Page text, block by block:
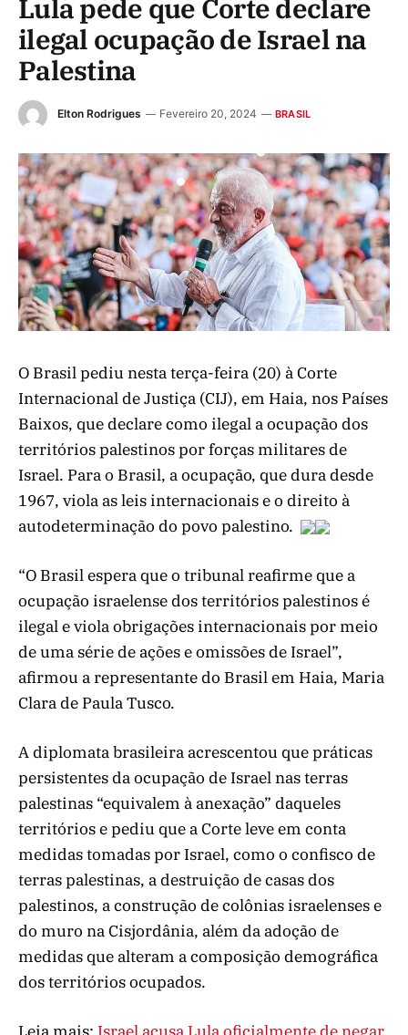
Lula pede que Corte declare
ilegal ocupação de Israel na
Palestina
Elton Rodrigues Fevereiro 20, 2024 BRASIL
O Brasil pediu nesta terça-feira (20) à Corte
Internacional de Justiça (CIJ), em Haia, nos Países
Baixos, que declare como ilegal a ocupação dos
territórios palestinos por forças militares de
Israel. Para o Brasil, a ocupação, que dura desde
1967, viola as leis internacionais e o direito à
autodeterminação do povo palestino.
“O Brasil espera que o tribunal reafirme que a
ocupação israelense dos territórios palestinos é
ilegal e viola obrigações internacionais por meio
de uma série de ações e omissões de Israel”,
afirmou a representante do Brasil em Haia, Maria
Clara de Paula Tusco.
A diplomata brasileira acrescentou que práticas
persistentes da ocupação de Israel nas terras
palestinas “equivalem à anexação” daqueles
territórios e pediu que a Corte leve em conta
medidas tomadas por Israel, como o confisco de
terras palestinas, a destruição de casas dos
palestinos, a construção de colônias israelenses e
do muro na Cisjordânia, além da adoção de
medidas que alteram a composição demográfica
dos territórios ocupados.